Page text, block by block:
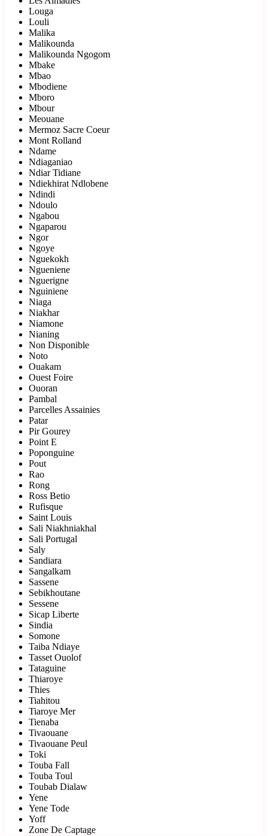
Louga
Louli
Malika
Malikounda
Malikounda Ngogom
Mbake
Mbao
Mbodiene
Mboro
Mbour
Meouane
Mermoz Sacre Coeur
Mont Rolland
Ndame
Ndiaganiao
Ndiar Tidiane
Ndiekhirat Ndlobene
Ndindi
Ndoulo
Ngabou
Ngaparou
Ngor
Ngoye
Nguekokh
Ngueniene
Nguerigne
Nguiniene
Niaga
Niakhar
Niamone
Nianing
Non Disponible
Noto
Ouakam
Ouest Foire
Ouoran
Pambal
Parcelles Assainies
Patar
Pir Gourey
Point E
Poponguine
Pout
Rao
Rong
Ross Betio
Rufisque
Saint Louis
Sali Niakhniakhal
Sali Portugal
Saly
Sandiara
Sangalkam
Sassene
Sebikhoutane
Sessene
Sicap Liberte
Sindia
Somone
Taiba Ndiaye
Tasset Ouolof
Tataguine
Thiaroye
Thies
Tiahitou
Tiaroye Mer
Tienaba
Tivaouane
Tivaouane Peul
Toki
Touba Fall
Touba Toul
Toubab Dialaw
Yene
Yene Tode
Yoff
Zone De Captage